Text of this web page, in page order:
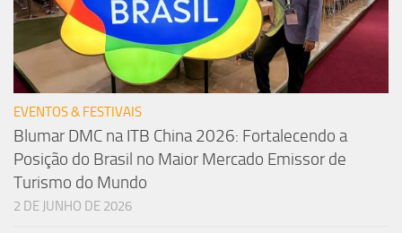
EVENTOS & FESTIVAIS
Blumar DMC na ITB China 2026: Fortalecendo a
Posição do Brasil no Maior Mercado Emissor de
Turismo do Mundo
2 DE JUNHO DE 2026